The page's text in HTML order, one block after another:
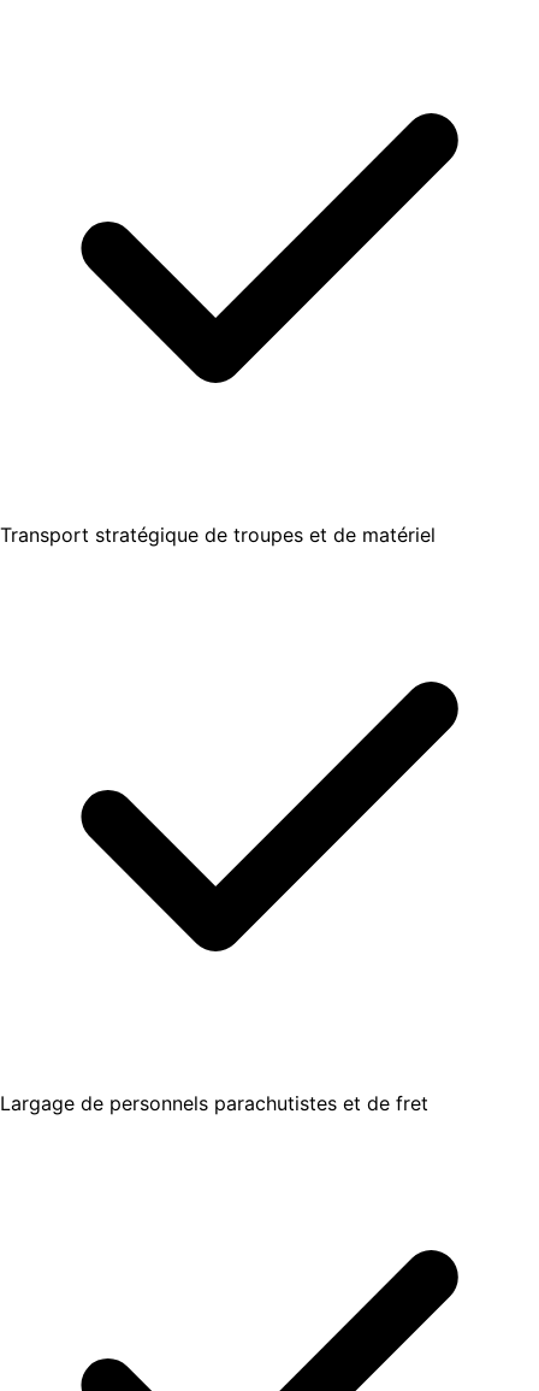
Transport stratégique de troupes et de matériel
Largage de personnels parachutistes et de fret